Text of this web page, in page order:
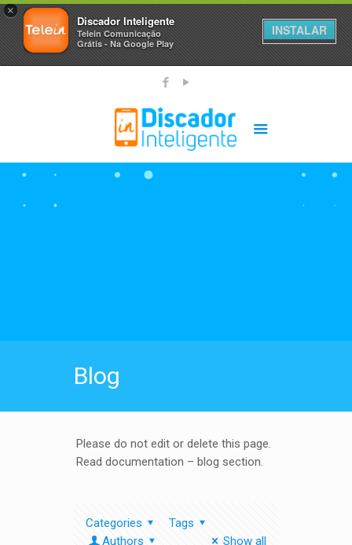
×
Discador Inteligente
Telein Comunicação
Grátis - Na Google Play
INSTALAR
Blog
Please do not edit or delete this page.
Read documentation – blog section.
Categories
Tags
Authors
Show all